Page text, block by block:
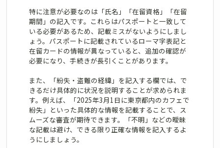
特に注意が必要なのは「氏名」「在留資格」「在留
期間」の記入です。これらはパスポートと一致して
いる必要があるため、記載ミスがないようにしまし
ょう。パスポートに記載されているローマ字表記と
在留カードの情報が異なっていると、追加の確認が
必要になり、手続きが長引くことがあります。
また、「紛失・盗難の経緯」を記入する欄では、で
きるだけ具体的に状況を説明することが求められま
す。例えば、「2025年3月1日に東京都内のカフェで
紛失」といった具体的な情報を記載することで、ス
ムーズな審査が期待できます。「不明」などの曖昧
な記載は避け、できる限り正確な情報を記入するよ
うにしましょう。